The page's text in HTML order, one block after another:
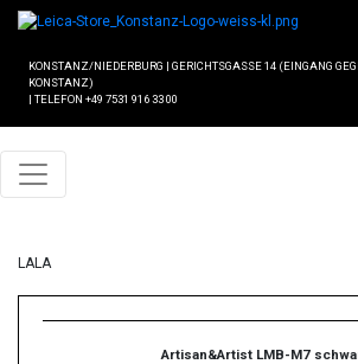
KONSTANZ/NIEDERBURG | GERICHTSGASSE 14 (EINGANG
KONSTANZ)
| TELEFON +49 7531 916 33 00
LALA
Artisan&Artist LMB-M7